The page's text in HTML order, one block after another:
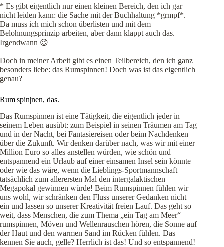
* Es gibt eigentlich nur einen kleinen Bereich, den ich gar
nicht leiden kann: die Sache mit der Buchhaltung *grmpf*.
Da muss ich mich schon überlisten und mit dem
Belohnungsprinzip arbeiten, aber dann klappt auch das.
Irgendwann 😉
Doch in meiner Arbeit gibt es einen Teilbereich, den ich ganz
besonders liebe: das Rumspinnen! Doch was ist das eigentlich
genau?
Rum|spin|nen, das.
Das Rumspinnen ist eine Tätigkeit, die eigentlich jeder in
seinem Leben ausübt: zum Beispiel in seinen Träumen am Tag
und in der Nacht, bei Fantasiereisen oder beim Nachdenken
über die Zukunft. Wir denken darüber nach, was wir mit einer
Million Euro so alles anstellen würden, wie schön und
entspannend ein Urlaub auf einer einsamen Insel sein könnte
oder wie das wäre, wenn die Lieblings-Sportmannschaft
tatsächlich zum allerersten Mal den intergalaktischen
Megapokal gewinnen würde! Beim Rumspinnen fühlen wir
uns wohl, wir schränken den Fluss unserer Gedanken nicht
ein und lassen so unserer Kreativität freien Lauf. Das geht so
weit, dass Menschen, die zum Thema „ein Tag am Meer“
rumspinnen, Möven und Wellenrauschen hören, die Sonne auf
der Haut und den warmen Sand im Rücken fühlen. Das
kennen Sie auch, gelle? Herrlich ist das! Und so entspannend!